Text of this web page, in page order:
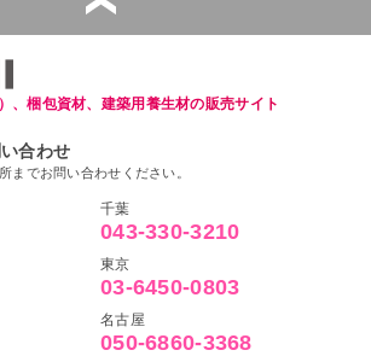
、梱包資材、建築用養生材の販売サイト
合わせ
までお問い合わせください。
千葉
043-330-3210
東京
03-6450-0803
名古屋
050-6860-3368